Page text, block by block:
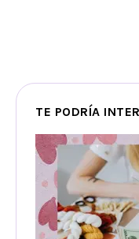
TE PODRÍA